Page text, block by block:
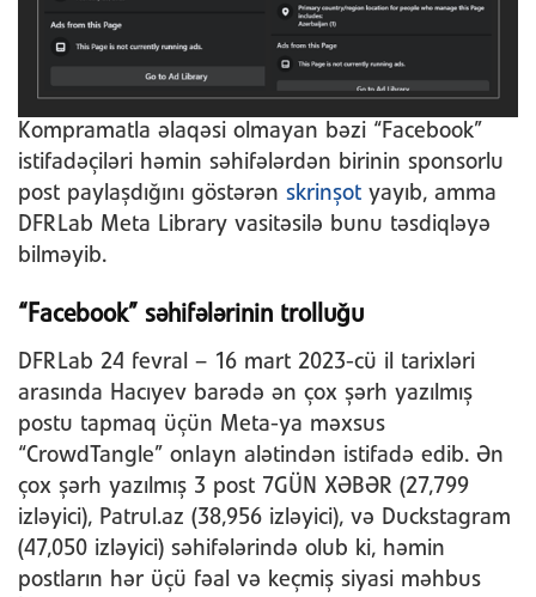
Kompramatla əlaqəsi olmayan bəzi “Facebook”
istifadəçiləri həmin səhifələrdən birinin sponsorlu
post paylaşdığını göstərən skrinşot yayıb, amma
DFRLab Meta Library vasitəsilə bunu təsdiqləyə
bilməyib.
“Facebook” səhifələrinin trolluğu
DFRLab 24 fevral – 16 mart 2023-cü il tarixləri
arasında Hacıyev barədə ən çox şərh yazılmış
postu tapmaq üçün Meta-ya məxsus
“CrowdTangle” onlayn alətindən istifadə edib. Ən
çox şərh yazılmış 3 post 7GÜN XƏBƏR (27,799
izləyici), Patrul.az (38,956 izləyici), və Duckstagram
(47,050 izləyici) səhifələrində olub ki, həmin
postların hər üçü fəal və keçmiş siyasi məhbus